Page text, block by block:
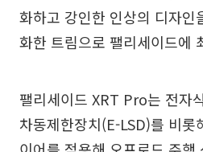
화하고 강인한 인상의 디자인
화한 트림으로 팰리세이드에
팰리세이드 XRT Pro는 전자
차동제한장치(E-LSD)를 비